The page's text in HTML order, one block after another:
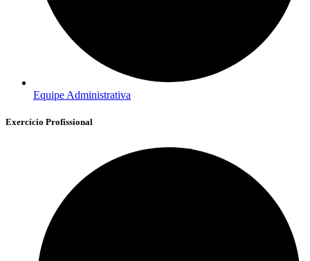
Equipe Administrativa
Exercício Profissional